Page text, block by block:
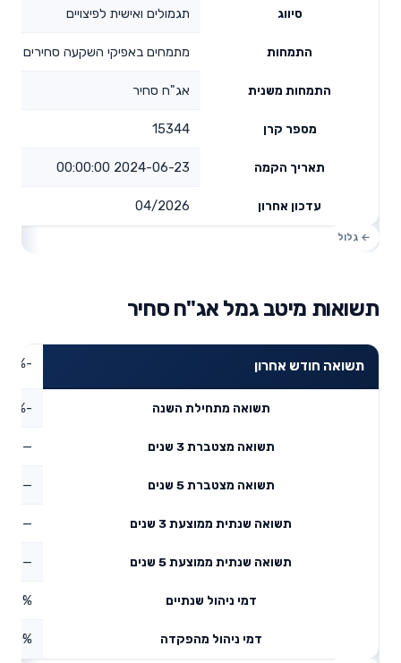
סיווג תגמולים ואישית לפיצויים
התמחות מתמחים באפיקי השקעה סחירים
התמחות משנית אג"ח סחיר
מספר קרן 15344
תאריך הקמה 2024-06-23 00:00:00
עדכון אחרון 04/2026
תשואות מיטב גמל אג"ח סחיר
תשואה חודש אחרון -5.52%
תשואה מתחילת השנה -7.31%
תשואה מצטברת 3 שנים —
תשואה מצטברת 5 שנים —
תשואה שנתית ממוצעת 3 שנים —
תשואה שנתית ממוצעת 5 שנים —
דמי ניהול שנתיים 0.6%
דמי ניהול מהפקדה 0%